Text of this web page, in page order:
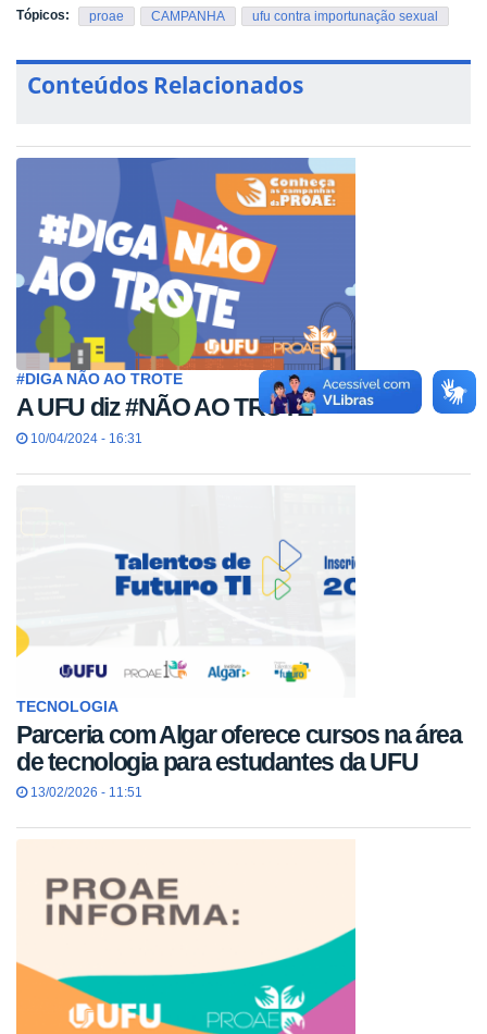
Tópicos: proae CAMPANHA ufu contra importunação sexual
Conteúdos Relacionados
#DIGA NÃO AO TROTE
A UFU diz #NÃO AO TROTE
10/04/2024 - 16:31
TECNOLOGIA
Parceria com Algar oferece cursos na área
de tecnologia para estudantes da UFU
13/02/2026 - 11:51